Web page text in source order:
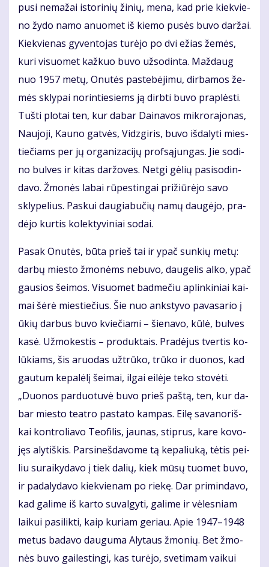
pu­si ne­ma­žai is­to­ri­nių ži­nių, me­na, kad prie kiek­vie­
no žy­do na­mo anuo­met iš kie­mo pu­sės bu­vo dar­žai.
Kiek­vie­nas gy­ven­to­jas tu­rė­jo po dvi ežias že­mės,
ku­ri vi­suo­met kaž­kuo bu­vo už­so­din­ta. Maž­daug
nuo 1957 me­tų, Onu­tės pa­ste­bė­ji­mu, dir­ba­mos že­
mės skly­pai no­rin­tie­siems ją dirb­ti bu­vo pra­plės­ti.
Tuš­ti plo­tai ten, kur da­bar Dai­na­vos mik­ro­ra­jo­nas,
Nau­jo­ji, Kau­no gat­vės, Vidz­gi­ris, bu­vo iš­da­ly­ti mies­
tie­čiams per jų or­ga­ni­za­ci­jų prof­są­jun­gas. Jie so­di­
no bul­ves ir ki­tas dar­žo­ves. Net­gi gė­lių pa­si­so­din­
da­vo. Žmo­nės la­bai rū­pes­tin­gai pri­žiū­rė­jo sa­vo
skly­pe­lius. Pas­kui dau­gia­bu­čių na­mų dau­gė­jo, pra­
dė­jo kur­tis ko­lek­ty­vi­niai so­dai.
Pa­sak Onu­tės, bū­ta prieš tai ir ypač sun­kių me­tų:
dar­bų mies­to žmo­nėms ne­bu­vo, dau­ge­lis al­ko, ypač
gau­sios šei­mos. Vi­suo­met bad­me­čiu ap­lin­ki­niai kai­
mai šė­rė mies­tie­čius. Šie nuo anks­ty­vo pa­va­sa­rio į
ūkių dar­bus bu­vo kvie­čia­mi – šie­na­vo, kū­lė, bul­ves
ka­sė. Už­mo­kes­tis – pro­duk­tais. Pra­dė­jus tver­tis ko­
lū­kiams, šis aruo­das už­trū­ko, trū­ko ir duo­nos, kad
gau­tum ke­pa­lė­lį šei­mai, il­gai ei­lė­je te­ko sto­vė­ti.
„Duo­nos par­duo­tu­vė bu­vo prieš pa­štą, ten, kur da­
bar mies­to te­at­ro pa­sta­to kam­pas. Ei­lę sa­va­no­riš­
kai kon­tro­lia­vo Te­ofi­lis, jau­nas, stip­rus, ka­re ko­vo­
jęs aly­tiš­kis. Par­si­neš­da­vo­me tą ke­pa­liu­ką, tė­tis pei­
liu su­rai­ky­da­vo į tiek da­lių, kiek mū­sų tuo­met bu­vo,
ir pa­da­ly­da­vo kiek­vie­nam po rie­kę. Dar pri­min­da­vo,
kad ga­li­me iš kar­to su­val­gy­ti, ga­li­me ir vė­les­niam
lai­kui pa­si­lik­ti, kaip ku­riam ge­riau. Apie 1947–1948
me­tus ba­da­vo dau­gu­ma Aly­taus žmo­nių. Bet žmo­
nės bu­vo gai­les­tin­gi, kas tu­rė­jo, sve­ti­mam vai­kui